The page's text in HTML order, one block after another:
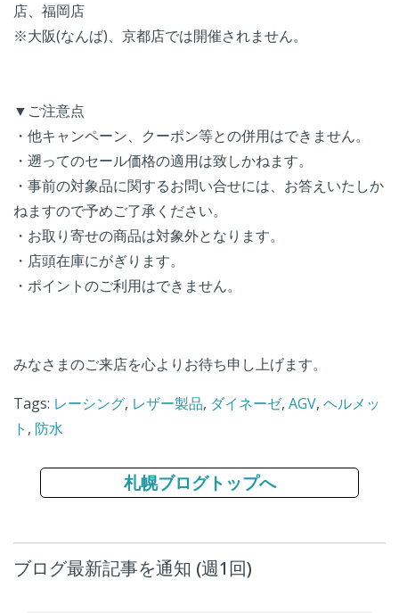
店、福岡店
※大阪(なんば)、京都店では開催されません。
▼ご注意点
・他キャンペーン、クーポン等との併用はできません。
・遡ってのセール価格の適用は致しかねます。
・事前の対象品に関するお問い合せには、お答えいたしか
ねますので予めご了承ください。
・お取り寄せの商品は対象外となります。
・店頭在庫にがぎります。
・ポイントのご利用はできません。
みなさまのご来店を心よりお待ち申し上げます。
Tags: レーシング, レザー製品, ダイネーゼ, AGV, ヘルメッ
ト , 防水
札幌ブログトップへ
ブログ最新記事を通知 (週1回)